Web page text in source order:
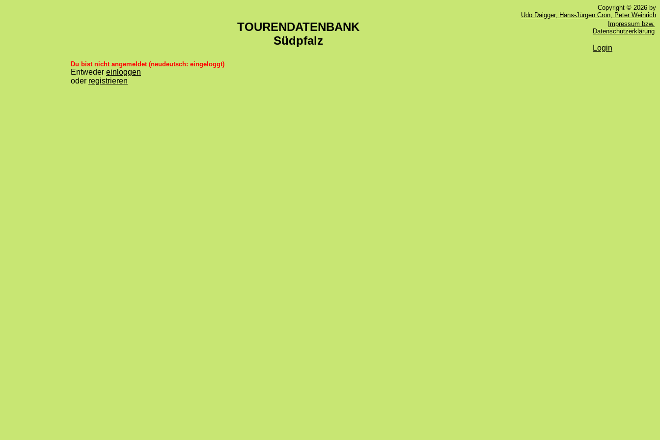
Copyright © 2026 by
Udo Daigger, Hans-Jürgen Cron, Peter Weinrich
TOURENDATENBANK
Südpfalz
Impressum bzw.
Datenschutzerklärung
Login
Du bist nicht angemeldet (neudeutsch: eingeloggt)
Entweder einloggen
oder registrieren